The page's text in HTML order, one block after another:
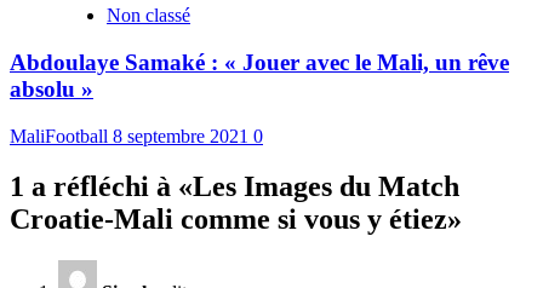
Non classé
Abdoulaye Samaké : « Jouer avec le Mali, un rêve
absolu »
MaliFootball 8 septembre 2021 0
1 a réfléchi à «Les Images du Match
Croatie-Mali comme si vous y étiez»